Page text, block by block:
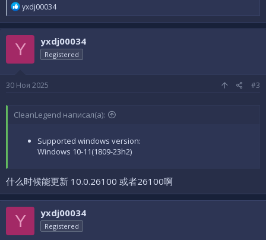
Р
е
а
к
ц
и
и
yxdj00034
Y yxdj00034
Registered
30 Ноя 2025 #3
CleanLegend написал(а):
Supported windows version:
Windows 10-11(1809-23h2)
什么时候能更新 10.0.26100 或者26100啊
Y yxdj00034
Registered